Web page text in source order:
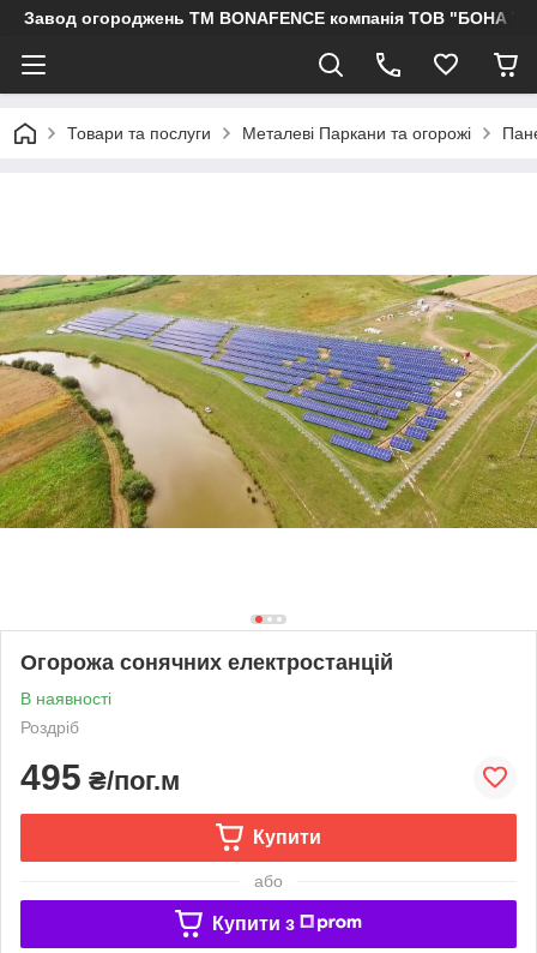
Завод огороджень ТМ BONAFENCE компанія ТОВ "БОНА
Товари та послуги Металеві Паркани та огорожі
Огорожа сонячних електростанцій
В наявності
Роздріб
495 ₴/пог.м
Купити
або
Купити з